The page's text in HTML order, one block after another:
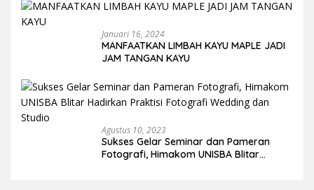
Januari 16, 2024
MANFAATKAN LIMBAH KAYU MAPLE JADI
JAM TANGAN KAYU
Agustus 10, 2023
Sukses Gelar Seminar dan Pameran
Fotografi, Himakom UNISBA Blitar